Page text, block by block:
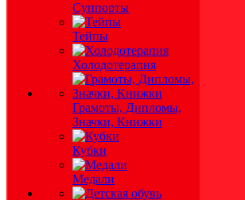
Суппорты
Тейпы
Холодотерапия
Грамоты, Дипломы,
Значки, Книжки
Кубки
Медали